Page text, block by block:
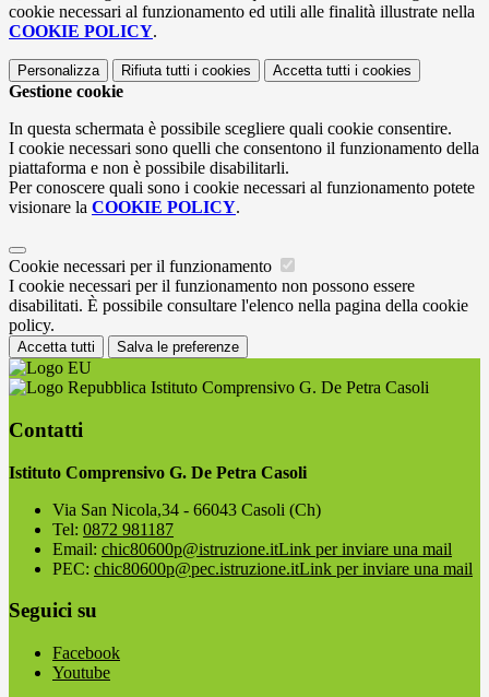
cookie necessari al funzionamento ed utili alle finalità illustrate nella
COOKIE POLICY.
Personalizza Rifiuta tutti i cookies Accetta tutti i cookies
Gestione cookie
In questa schermata è possibile scegliere quali cookie consentire.
I cookie necessari sono quelli che consentono il funzionamento della
piattaforma e non è possibile disabilitarli.
Per conoscere quali sono i cookie necessari al funzionamento potete
visionare la COOKIE POLICY.
Cookie necessari per il funzionamento
I cookie necessari per il funzionamento non possono essere
disabilitati. È possibile consultare l'elenco nella pagina della cookie
policy.
Accetta tutti Salva le preferenze
Istituto Comprensivo G. De Petra Casoli
Contatti
Istituto Comprensivo G. De Petra Casoli
Via San Nicola,34 - 66043 Casoli (Ch)
Tel: 0872 981187
Email: chic80600p@istruzione.itLink per inviare una mail
PEC: chic80600p@pec.istruzione.itLink per inviare una mail
Seguici su
Facebook
Youtube